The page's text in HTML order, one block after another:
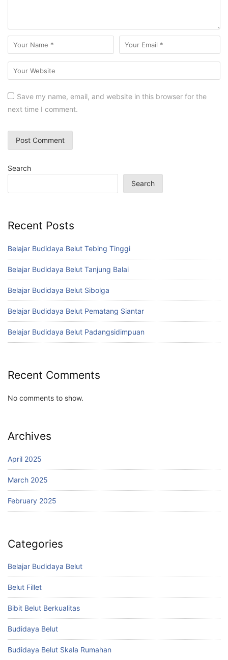
Save my name, email, and website in this browser for the
next time I comment.
Search
Search
Recent Posts
Belajar Budidaya Belut Tebing Tinggi
Belajar Budidaya Belut Tanjung Balai
Belajar Budidaya Belut Sibolga
Belajar Budidaya Belut Pematang Siantar
Belajar Budidaya Belut Padangsidimpuan
Recent Comments
No comments to show.
Archives
April 2025
March 2025
February 2025
Categories
Belajar Budidaya Belut
Belut Fillet
Bibit Belut Berkualitas
Budidaya Belut
Budidaya Belut Skala Rumahan